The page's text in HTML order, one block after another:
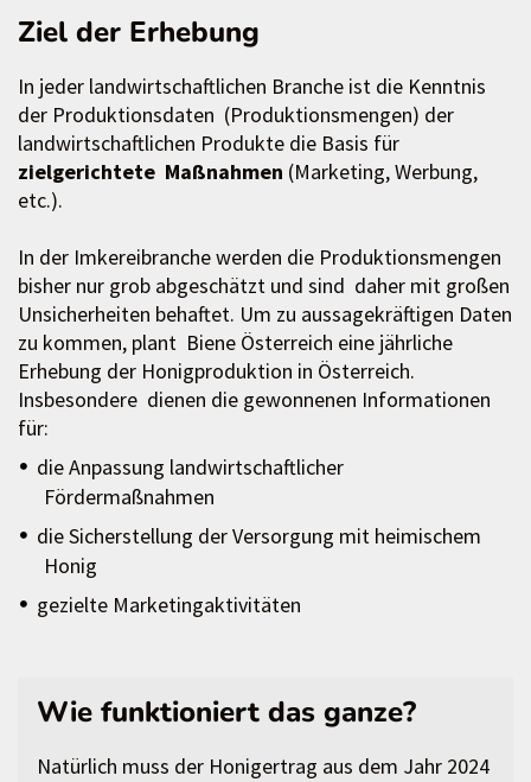
Ziel der Erhebung
In jeder landwirtschaftlichen Branche ist die Kenntnis
der Produktionsdaten (Produktionsmengen) der
landwirtschaftlichen Produkte die Basis für
zielgerichtete Maßnahmen (Marketing, Werbung,
etc.).
In der Imkereibranche werden die Produktionsmengen
bisher nur grob abgeschätzt und sind daher mit großen
Unsicherheiten behaftet. Um zu aussagekräftigen Daten
zu kommen, plant Biene Österreich eine jährliche
Erhebung der Honigproduktion in Österreich.
Insbesondere dienen die gewonnenen Informationen
für:
die Anpassung landwirtschaftlicher
Fördermaßnahmen
die Sicherstellung der Versorgung mit heimischem
Honig
gezielte Marketingaktivitäten
Wie funktioniert das ganze?
Natürlich muss der Honigertrag aus dem Jahr 2024